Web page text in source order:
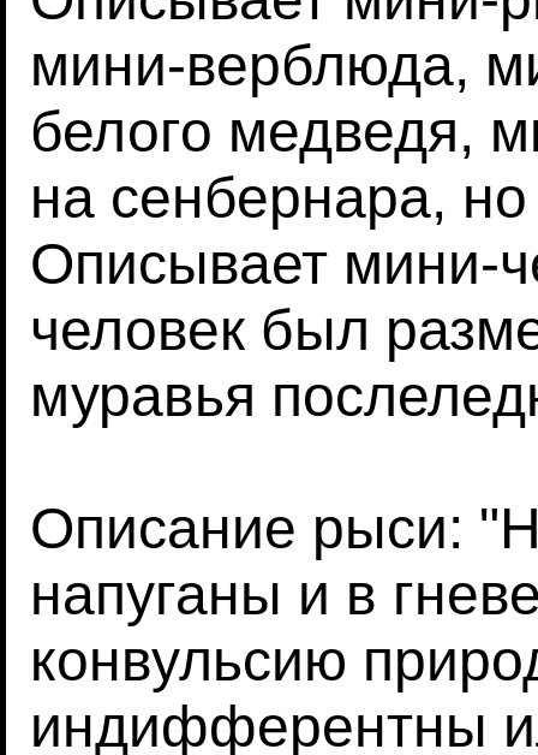
мини-верблюда,
белого медведя,
на сенбернара,
Описывает мини-
человек был
муравья
Описание рыси:
напуганы и в
конвульсию
индифферентны